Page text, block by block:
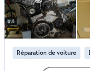
Réparation de voiture